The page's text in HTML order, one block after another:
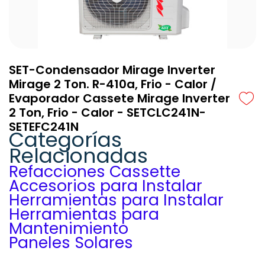
SET-Condensador Mirage Inverter
Mirage 2 Ton. R-410a, Frio - Calor /
Evaporador Cassete Mirage Inverter
2 Ton, Frio - Calor - SETCLC241N-
SETEFC241N
Categorías
Relacionadas
Refacciones Cassette
Accesorios para Instalar
Herramientas para Instalar
Herramientas para
Mantenimiento
Paneles Solares